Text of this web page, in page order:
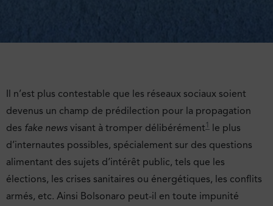
Il n’est plus contestable que les réseaux sociaux soient
devenus un champ de prédilection pour la propagation
des fake news visant à tromper délibérément 1 le plus
d’internautes possibles, spécialement sur des questions
alimentant des sujets d’intérêt public, tels que les
élections, les crises sanitaires ou énergétiques, les conflits
armés, etc. Ainsi Bolsonaro peut-il en toute impunité